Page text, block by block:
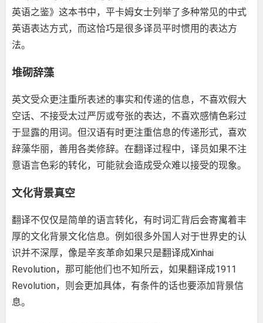
英语之鉴》这本书中，平卡姆女士列举了多种常见的中式
英语表达方式，而这恰巧是很多译员平时惯用的表达方
法。
堆砌辞藻
英文受众更注重所表述的事实和传递的信息，不喜欢假大
空话、不接受太过严厉或夸张的表达，不喜欢感情色彩过
于显露的用词。但汉语有时更注重信息的传递形式，喜欢
辞藻华丽，善用各类修辞。在翻译过程中，译员如果不注
意语言色彩的转化，可能就会造成受众难以接受的现象。
文化背景真空
翻译不仅仅是简单的语言转化，有时词汇背后会寄寓着丰
厚的文化背景文化信息。例如很多外国人对于世界史的认
识并不深厚，像是辛亥革命如果只是翻译成Xinhai
Revolution，那可能他们也不知所云，如果翻译成1911
Revolution，则会更加具体，有条件的话也要添加背景信
息。